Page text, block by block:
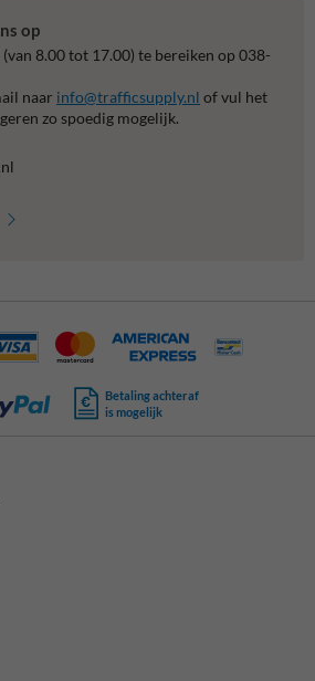
op
8.00 tot 17.00) te bereiken op 038-
naar info@trafficsupply.nl of vul het
zo spoedig mogelijk.
Betaling achteraf
is mogelijk